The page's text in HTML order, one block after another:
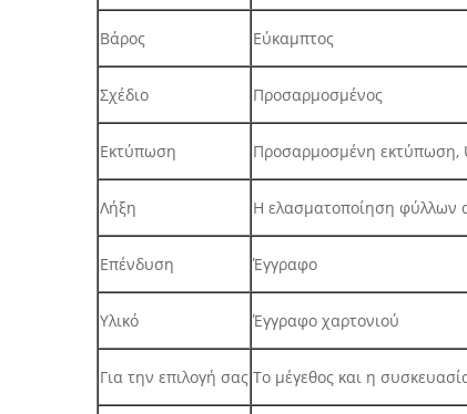
Βάρος Εύκαμπτος
Σχέδιο Προσαρμοσμένος
Εκτύπωση Προσαρμοσμένη εκτύπωση,
Λήξη Η ελασματοποίηση φύλλων
Επένδυση Έγγραφο
Υλικό Έγγραφο χαρτονιού
Για την επιλογή σας Το μέγεθος και η